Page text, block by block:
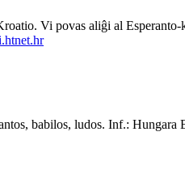
Vi povas aliĝi al Esperanto-
babilos, ludos. Inf.: Hungara